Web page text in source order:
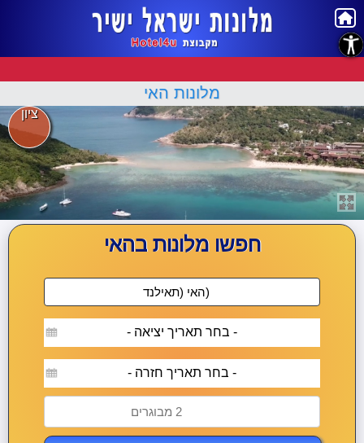
מלונות האי
ציון
חפשו מלונות בהאי
- בחר תאריך יציאה -
- בחר תאריך חזרה -
2 מבוגרים
נגישות